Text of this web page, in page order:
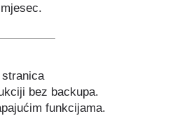
stranica
bez backupa.
funkcijama.